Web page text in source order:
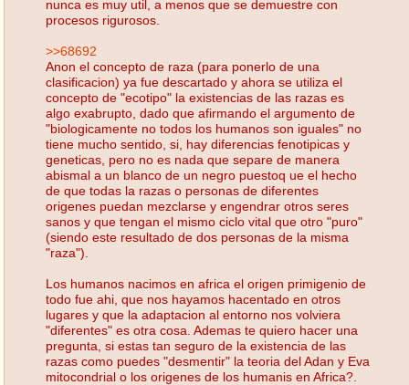
nunca es muy util, a menos que se demuestre con
procesos rigurosos.
>>68692
Anon el concepto de raza (para ponerlo de una
clasificacion) ya fue descartado y ahora se utiliza el
concepto de "ecotipo" la existencias de las razas es
algo exabrupto, dado que afirmando el argumento de
"biologicamente no todos los humanos son iguales" no
tiene mucho sentido, si, hay diferencias fenotipicas y
geneticas, pero no es nada que separe de manera
abismal a un blanco de un negro puestoq ue el hecho
de que todas la razas o personas de diferentes
origenes puedan mezclarse y engendrar otros seres
sanos y que tengan el mismo ciclo vital que otro "puro"
(siendo este resultado de dos personas de la misma
"raza").
Los humanos nacimos en africa el origen primigenio de
todo fue ahi, que nos hayamos hacentado en otros
lugares y que la adaptacion al entorno nos volviera
"diferentes" es otra cosa. Ademas te quiero hacer una
pregunta, si estas tan seguro de la existencia de las
razas como puedes "desmentir" la teoria del Adan y Eva
mitocondrial o los origenes de los humanis en Africa?.